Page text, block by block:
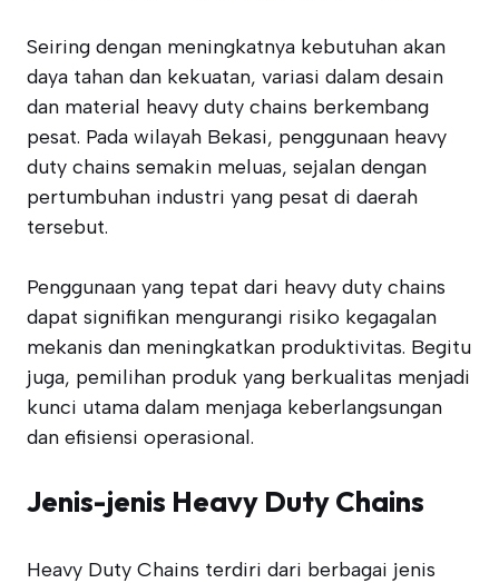
Seiring dengan meningkatnya kebutuhan akan
daya tahan dan kekuatan, variasi dalam desain
dan material heavy duty chains berkembang
pesat. Pada wilayah Bekasi, penggunaan heavy
duty chains semakin meluas, sejalan dengan
pertumbuhan industri yang pesat di daerah
tersebut.
Penggunaan yang tepat dari heavy duty chains
dapat signifikan mengurangi risiko kegagalan
mekanis dan meningkatkan produktivitas. Begitu
juga, pemilihan produk yang berkualitas menjadi
kunci utama dalam menjaga keberlangsungan
dan efisiensi operasional.
Jenis-jenis Heavy Duty Chains
Heavy Duty Chains terdiri dari berbagai jenis